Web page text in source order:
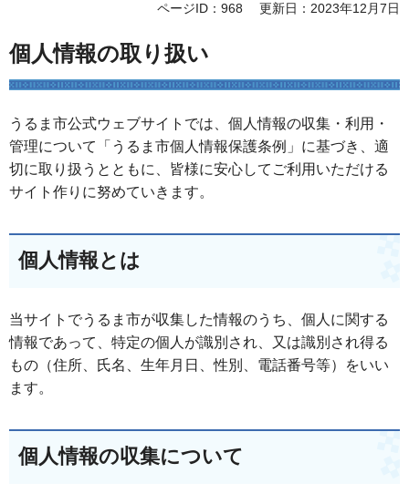
ページID：968 更新日：2023年12月7日
個人情報の取り扱い
うるま市公式ウェブサイトでは、個人情報の収集・利用・
管理について「うるま市個人情報保護条例」に基づき、適
切に取り扱うとともに、皆様に安心してご利用いただける
サイト作りに努めていきます。
個人情報とは
当サイトでうるま市が収集した情報のうち、個人に関する
情報であって、特定の個人が識別され、又は識別され得る
もの（住所、氏名、生年月日、性別、電話番号等）をいい
ます。
個人情報の収集について